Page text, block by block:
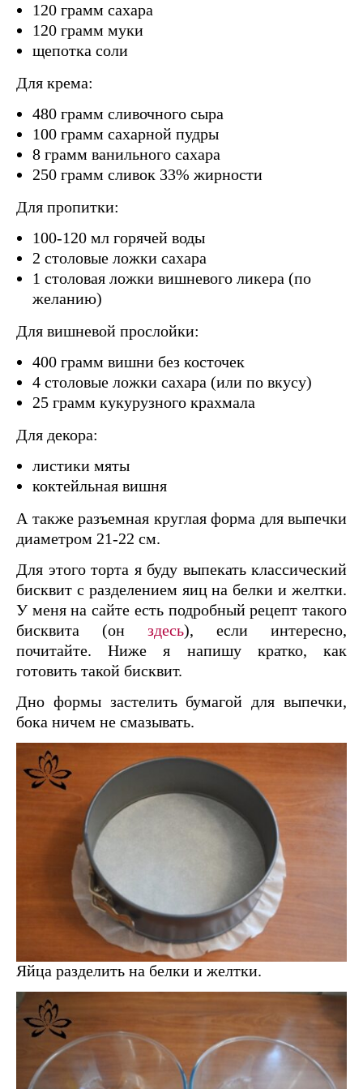
120 грамм сахара
120 грамм муки
щепотка соли
Для крема:
480 грамм сливочного сыра
100 грамм сахарной пудры
8 грамм ванильного сахара
250 грамм сливок 33% жирности
Для пропитки:
100-120 мл горячей воды
2 столовые ложки сахара
1 столовая ложки вишневого ликера (по
желанию)
Для вишневой прослойки:
400 грамм вишни без косточек
4 столовые ложки сахара (или по вкусу)
25 грамм кукурузного крахмала
Для декора:
листики мяты
коктейльная вишня
А также разъемная круглая форма для выпечки
диаметром 21-22 см.
Для этого торта я буду выпекать классический
бисквит с разделением яиц на белки и желтки.
У меня на сайте есть подробный рецепт такого
бисквита (он здесь), если интересно,
почитайте. Ниже я напишу кратко, как
готовить такой бисквит.
Дно формы застелить бумагой для выпечки,
бока ничем не смазывать.
Яйца разделить на белки и желтки.